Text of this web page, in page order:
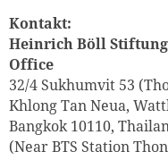
Kontakt:
Heinrich Böll Stiftung
Office
32/4 Sukhumvit 53
Khlong Tan Neua,
Bangkok 10110,
(Near BTS Station
Zum